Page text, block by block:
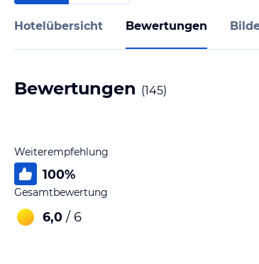
Hotelübersicht Bewertungen
Bewertungen (145)
Weiterempfehlung
100%
Gesamtbewertung
6,0 / 6